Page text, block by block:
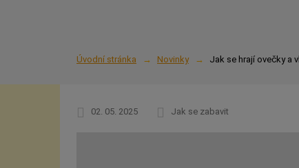
Úvodní stránka Novinky Jak se hrají ovečky a
02. 05. 2025 Jak se zabavit